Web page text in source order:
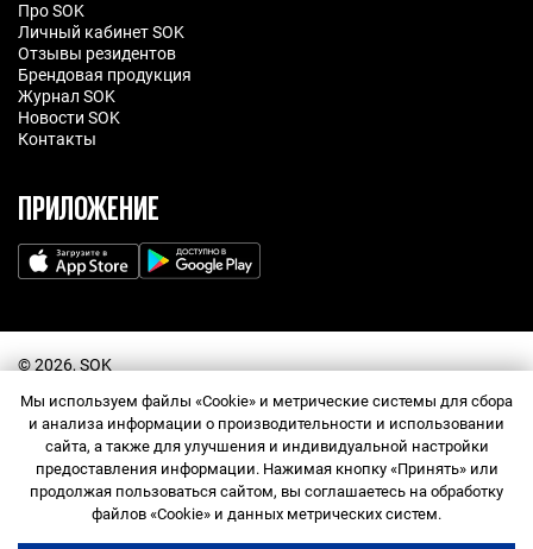
Про SOK
Личный кабинет SOK
Отзывы резидентов
Брендовая продукция
Журнал SOK
Новости SOK
Контакты
ПРИЛОЖЕНИЕ
©️ 2026, SOK
Политика обработки персональных данных
Прайс-лист
Правила посещения
Правила использования промокодов
Согласие на обработку персональных данных
Договор оферта Сообщества
Правила Сообщества
Мы используем файлы «Cookie» и метрические системы для сбора
и анализа информации о производительности и использовании
сайта, а также для улучшения и индивидуальной настройки
предоставления информации. Нажимая кнопку «Принять» или
продолжая пользоваться сайтом, вы соглашаетесь на обработку
файлов «Cookie» и данных метрических систем.
Служба поддержки